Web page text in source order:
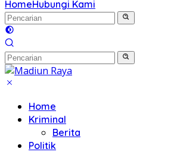
HomeHubungi Kami
Home
Kriminal
Berita
Politik